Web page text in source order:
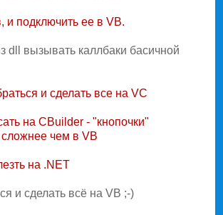
и подключить ее в VB.
dll вызывать каллбаки басичной
и сделать все на VC
на CBuilder - "кнопочки"
чем в VB
на .NET
и сделать всё на VB ;-)